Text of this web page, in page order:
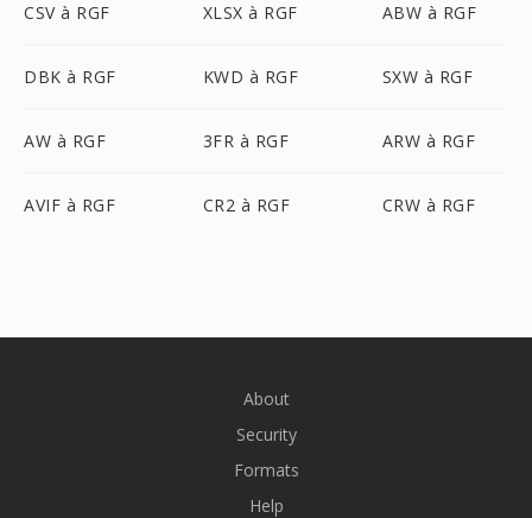
CSV à RGF XLSX à RGF ABW à RGF
DBK à RGF KWD à RGF SXW à RGF
AW à RGF 3FR à RGF ARW à RGF
AVIF à RGF CR2 à RGF CRW à RGF
About
Security
Formats
Help